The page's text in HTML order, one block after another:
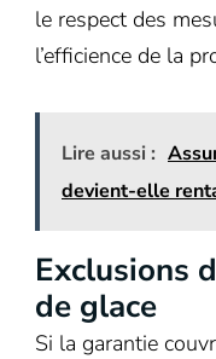
le respect des
l’efficience de la
Lire aussi :
devient-elle
Exclusions
de glace
Si la garantie